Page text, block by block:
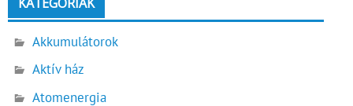
Akkumulátorok
Aktív ház
Atomenergia